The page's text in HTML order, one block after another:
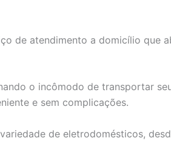
de atendimento a domicílio que
o incômodo de transportar
e sem complicações.
de eletrodomésticos,